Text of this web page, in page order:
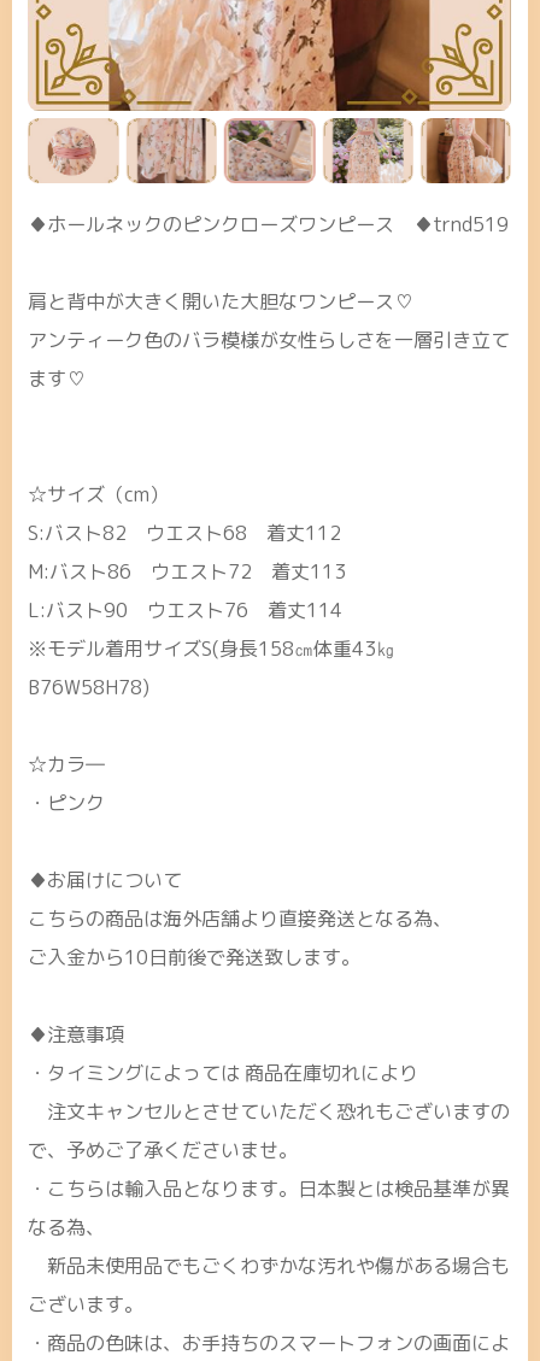
♦ホールネックのピンクローズワンピース ♦trnd519
肩と背中が大きく開いた大胆なワンピース♡
アンティーク色のバラ模様が女性らしさを一層引き立て
ます♡
☆サイズ（cm）
S:バスト82 ウエスト68 着丈112
M:バスト86 ウエスト72 着丈113
L:バスト90 ウエスト76 着丈114
※モデル着用サイズS(身長158㎝体重43㎏
B76W58H78)
☆カラ―
・ピンク
♦お届けについて
こちらの商品は海外店舗より直接発送となる為、
ご入金から10日前後で発送致します。
♦注意事項
・タイミングによっては 商品在庫切れにより
注文キャンセルとさせていただく恐れもございますの
で、予めご了承くださいませ。
・こちらは輸入品となります。日本製とは検品基準が異
なる為、
新品未使用品でもごくわずかな汚れや傷がある場合も
ございます。
・商品の色味は、お手持ちのスマートフォンの画面によ